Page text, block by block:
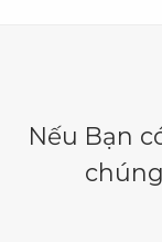
Nếu Bạn